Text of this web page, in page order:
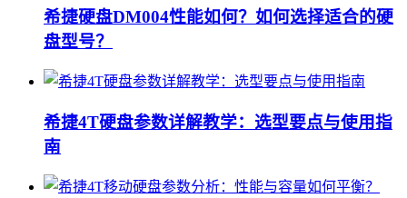
希捷硬盘DM004性能如何？如何选择适合的硬
盘型号？
希捷4T硬盘参数详解教学：选型要点与使用指
南